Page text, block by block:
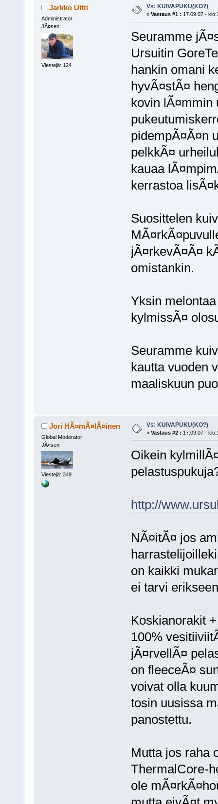
Jarkko Uitti
Administrator
JÃ¤sen
Viestejä: 124
Vs: KUIVAPUKU(KO?)
« Vastaus #1 : 17.09.07 -
Seuramme
Ursuitin
hankin omani
hyvÃ¤stÃ¤
kovin lÃ¤mmin
pidempÃ¤Ã¤n
pelkkÃ¤
kauaa
kerrastoa
Suosittelen
jÃ¤rkevÃ¤Ã¤
omistankin.
Yksin
kylmissÃ¤
Seuramme
kautta vuoden
maaliskuun
Jori HÃ¤mÃ¤lÃ¤inen
Global Moderator
JÃ¤sen
Viestejä: 349
Vs: KUIVAPUKU(KO?)
« Vastaus #2 : 17.09.07 -
Oikein
http://
NÃ¤itÃ¤ jos
on kaikki
ei tarvi
Koskianorakit
100%
jÃ¤rvellÃ¤
on fleeceÃ¤
voivat olla
tosin uusissa
panostettu.
Mutta jos raha
ThermalCore-
ole